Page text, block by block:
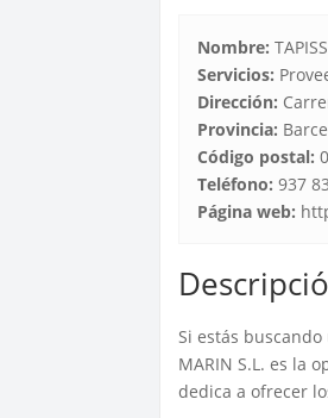
Nombre:
Servicios:
Dirección:
Provincia:
Código postal:
Teléfono: 937
Página web:
Si estás buscando
MARIN S.L. es la
dedica a ofrecer